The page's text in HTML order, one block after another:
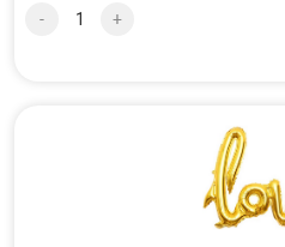
- +